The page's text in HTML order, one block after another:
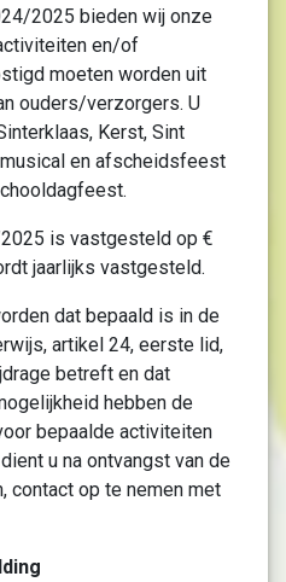
2025 bieden wij onze
en/of
moeten worden uit
ouders/verzorgers. U
Kerst, Sint
en afscheidsfeest
is vastgesteld op €
jaarlijks vastgesteld.
dat bepaald is in de
artikel 24, eerste lid,
betreft en dat
hebben de
bepaalde activiteiten
u na ontvangst van de
contact op te nemen met